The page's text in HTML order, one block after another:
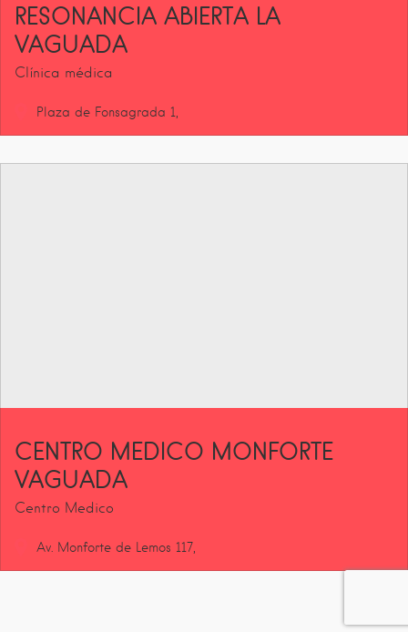
RESONANCIA ABIERTA LA
VAGUADA
Clínica médica
Plaza de Fonsagrada 1
CENTRO MEDICO MONFORTE
VAGUADA
Centro Medico
Av. Monforte de Lemos 117